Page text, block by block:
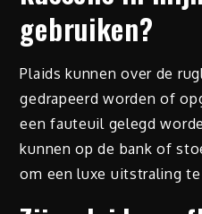
gebruiken?
Plaids kunnen over de
gedrapeerd worden of
een fauteuil gelegd
kunnen op de bank of
om een luxe uitstraling te